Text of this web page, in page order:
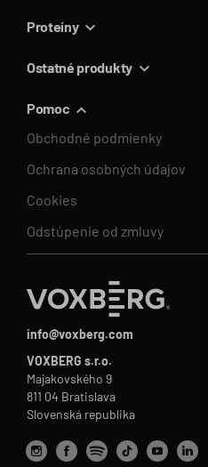
info@voxberg.com
VOXBERG s.r.o.
Majakovského 9
811 04 Bratislava
Slovenská republika
Proteíny
Ostatné produkty
Pomoc
Obchodné podmienky
Ochrana osobných údajov
Cookies
Odstúpenie od zmluvy